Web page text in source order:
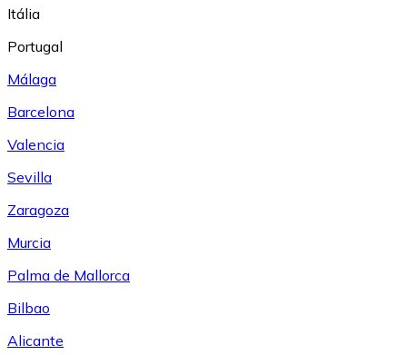
Itália
Portugal
Málaga
Barcelona
Valencia
Sevilla
Zaragoza
Murcia
Palma de Mallorca
Bilbao
Alicante